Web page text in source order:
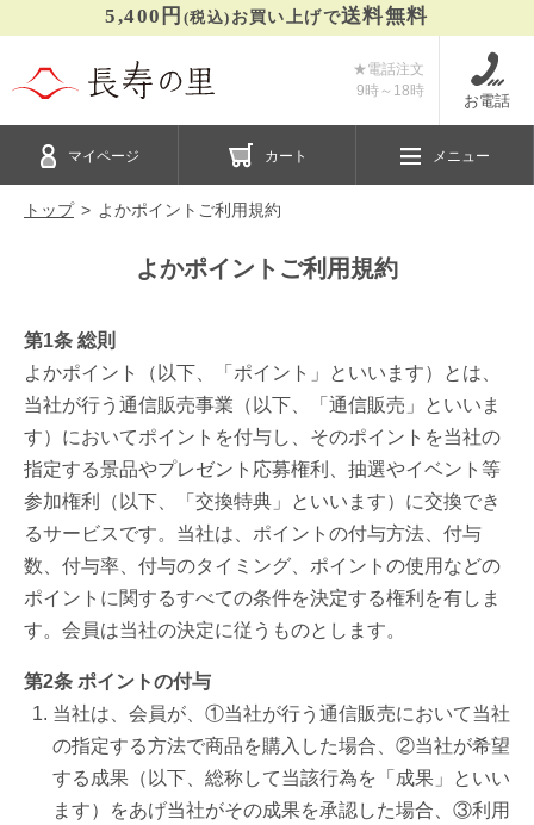
5,400円 (税込) お買い上げで送料無料
★電話注文
9時～ 18時
お電話
マイページ カート メニュー
トップ よかポイントご利用規約
よかポイントご利用規約
第1条 総則
よかポイント（以下、「ポイント」といいます）とは、
当社が行う通信販売事業（以下、「通信販売」といいま
す）においてポイントを付与し、そのポイントを当社の
指定する景品やプレゼント応募権利、抽選やイベント等
参加権利（以下、「交換特典」といいます）に交換でき
るサービスです。当社は、ポイントの付与方法、付与
数、付与率、付与のタイミング、ポイントの使用などの
ポイントに関するすべての条件を決定する権利を有しま
す。会員は当社の決定に従うものとします。
第2条 ポイントの付与
当社は、会員が、①当社が行う通信販売において当社
の指定する方法で商品を購入した場合、②当社が希望
する成果（以下、総称して当該行為を「成果」といい
ます）をあげ当社がその成果を承認した場合、③利用